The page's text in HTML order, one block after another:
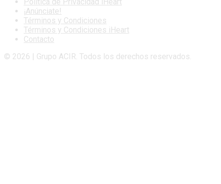
¡Anúnciate!
Términos y Condiciones
Términos y Condiciones iHeart
Contacto
© 2026 | Grupo ACIR. Todos los derechos reservados.